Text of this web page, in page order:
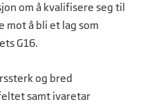
om å kvalifisere seg til
mot å bli et lag som
G16.
og bred
samt ivaretar